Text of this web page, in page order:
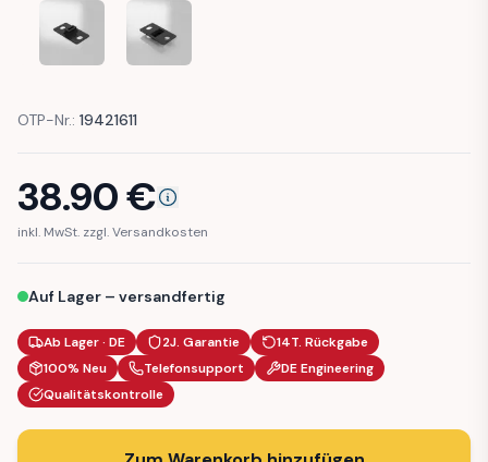
VW GOLF 1 CONVERTIBLE DOOR CHECK GASKET
VW GOLF 1 CONVERTIBLE DOOR CHECK
OTP-Nr.: 19421611
38.90€
inkl. MwSt. zzgl. Versandkosten
Auf Lager – versandfertig
Ab Lager · DE 2J. Garantie
14T. Rückgabe
100% Neu
Telefonsupport
DE Engineering
Qualitätskontrolle